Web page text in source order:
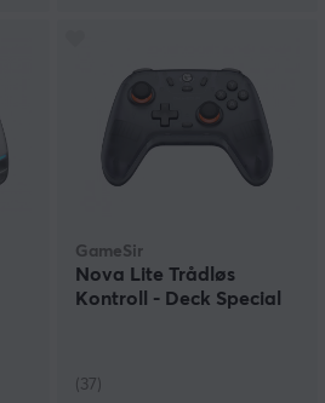
GameSir
Nova Lite Trådløs
Kontroll - Deck Special
(37)